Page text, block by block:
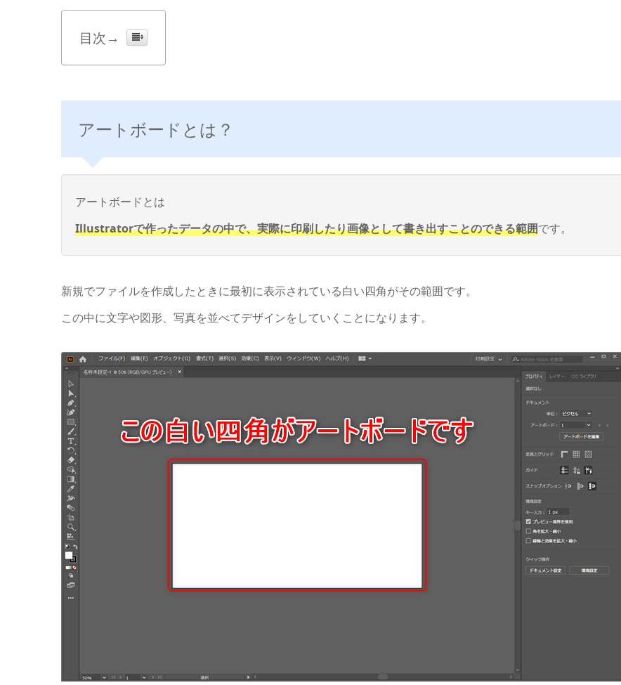
目次→
アートボードとは？
アートボードとは
Illustratorで作ったデータの中で、実際に印刷したり画像として書き出すことのできる範囲です。
新規でファイルを作成したときに最初に表示されている白い四角がその範囲です。
この中に文字や図形、写真を並べてデザインをしていくことになります。